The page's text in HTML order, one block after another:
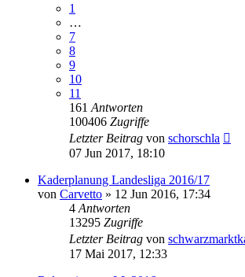
1
…
7
8
9
10
11
161 Antworten
100406 Zugriffe
Letzter Beitrag von schorschla
07 Jun 2017, 18:10
Kaderplanung Landesliga 2016/17
von Carvetto » 12 Jun 2016, 17:34
4 Antworten
13295 Zugriffe
Letzter Beitrag von
17 Mai 2017, 12:33